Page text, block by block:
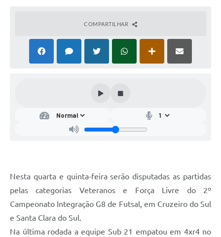
COMPARTILHAR
Nesta quarta e quinta-feira serão disputadas as partidas
pelas categorias Veteranos e Força Livre do 2º
Campeonato Integração G8 de Futsal, em Cruzeiro do Sul
e Santa Clara do Sul.
Na última rodada a equipe Sub 21 empatou em 4xr4 no